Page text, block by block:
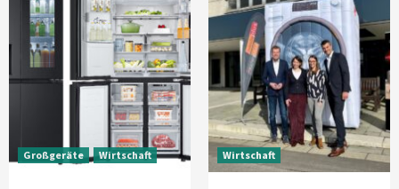
Großgeräte Wirtschaft Wirtschaft